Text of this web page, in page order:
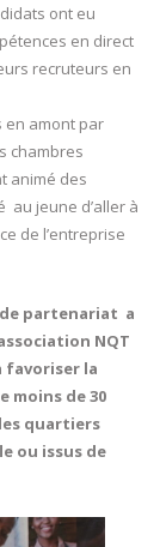
ont eu
en direct
recruteurs en
en amont par
chambres
animé des
au jeune d’aller à
de l’entreprise
partenariat a
NQT
favoriser la
moins de 30
quartiers
ou issus de